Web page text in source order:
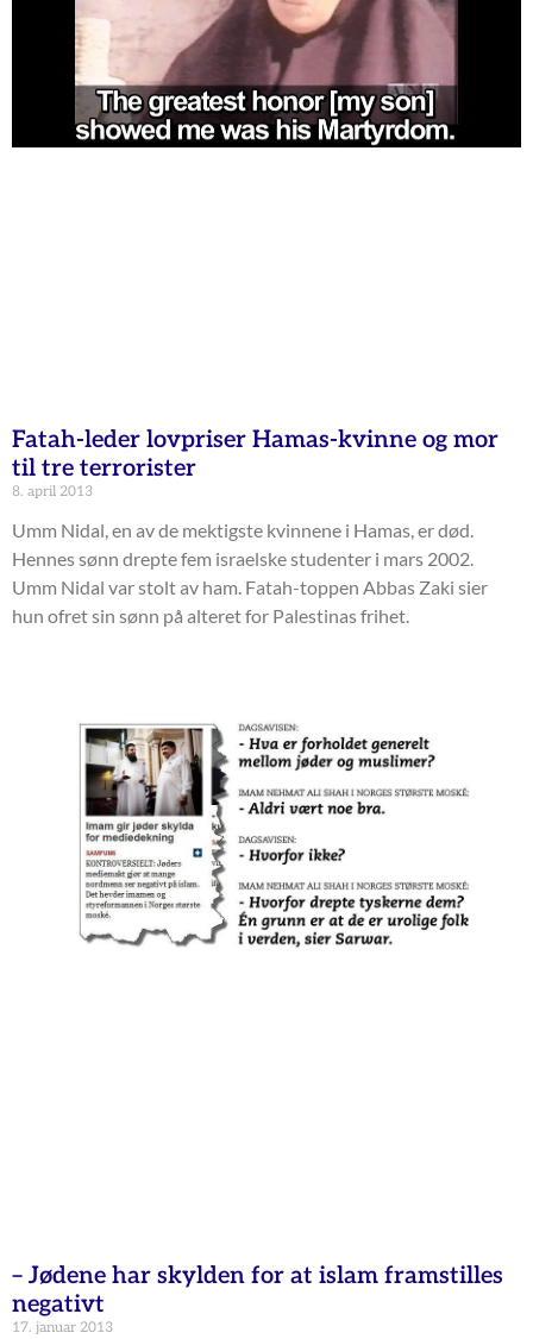
Fatah-leder lovpriser Hamas-kvinne og mor
til tre terrorister
8. april 2013
Umm Nidal, en av de mektigste kvinnene i Hamas, er død.
Hennes sønn drepte fem israelske studenter i mars 2002.
Umm Nidal var stolt av ham. Fatah-toppen Abbas Zaki sier
hun ofret sin sønn på alteret for Palestinas frihet.
– Jødene har skylden for at islam framstilles
negativt
17. januar 2013